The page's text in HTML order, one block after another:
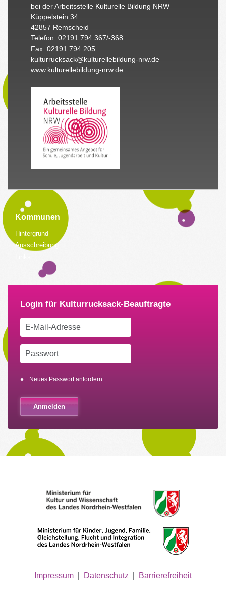
bei der Arbeitsstelle Kulturelle Bildung NRW
Küppelstein 34
42857 Remscheid
Telefon: 02191 794 367/-368
Fax: 02191 794 205
kulturrucksack@kulturellebildung-nrw.de
www.kulturellebildung-nrw.de
Kommunen
Hintergrund
Ausschreibung
Neues Passwort anfordern
Impressum Datenschutz Barrierefreiheit